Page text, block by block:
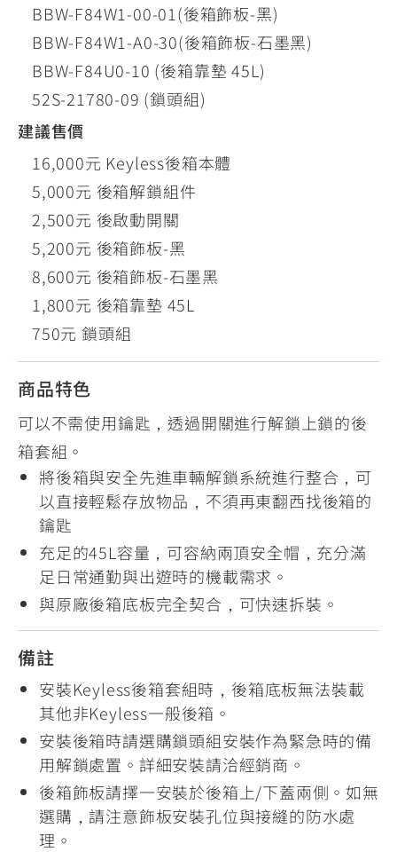
BBW-F84W1-00-01(後箱飾板-黑)
BBW-F84W1-A0-30(後箱飾板-石墨黑)
BBW-F84U0-10 (後箱靠墊 45L)
52S-21780-09 (鎖頭組)
建議售價
16,000元 Keyless後箱本體
5,000元 後箱解鎖組件
2,500元 後啟動開關
5,200元 後箱飾板-黑
8,600元 後箱飾板-石墨黑
1,800元 後箱靠墊 45L
750元 鎖頭組
商品特色
可以不需使用鑰匙，透過開關進行解鎖上鎖的後
箱套組。
將後箱與安全先進車輛解鎖系統進行整合，可
以直接輕鬆存放物品，不須再東翻西找後箱的
鑰匙
充足的45L容量，可容納兩頂安全帽，充分滿
足日常通勤與出遊時的機載需求。
與原廠後箱底板完全契合，可快速拆裝。
備註
安裝Keyless後箱套組時，後箱底板無法裝載
其他非Keyless一般後箱。
安裝後箱時請選購鎖頭組安裝作為緊急時的備
用解鎖處置。詳細安裝請洽經銷商。
後箱飾板請擇一安裝於後箱上/下蓋兩側。如無
選購，請注意飾板安裝孔位與接縫的防水處
理。